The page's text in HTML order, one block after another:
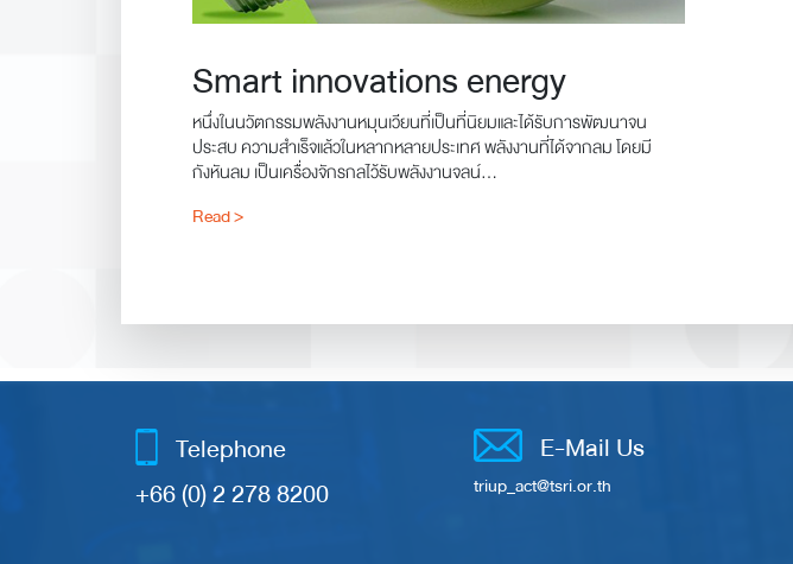
Smart innovations energy
หนึ่งในนวัตกรรมพลังงานหมุนเวียนที่เป็นที่นิยมและได้รับการพัฒนาจน
ประสบ ความสำเร็จแล้วในหลากหลายประเทศ พลังงานที่ได้จากลม โดยมี
กังหันลม เป็นเครื่องจักรกลไว้รับพลังงานจลน์...
Read >
Telephone
+66 (0) 2 278 8200
E-Mail Us
triup_act@tsri.or.th